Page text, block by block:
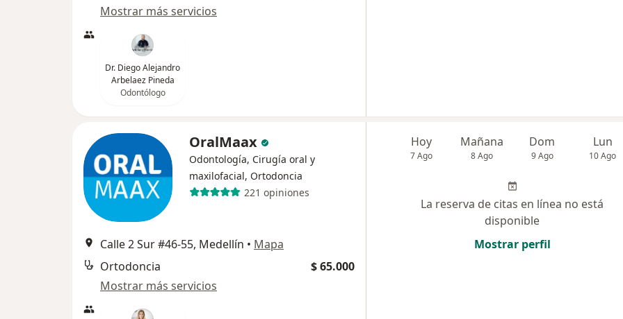
Mostrar más servicios
Dr. Diego Alejandro
Arbelaez Pineda
Odontólogo
OralMaax
Odontología, Cirugía oral y
maxilofacial, Ortodoncia
221 opiniones
Calle 2 Sur #46-55, Medellín • Mapa
Ortodoncia
$ 65.000
Mostrar más servicios
Hoy
7 Ago
Mañana
8 Ago
Dom
9 Ago
Lun
10 Ago
La reserva de citas en línea no está
disponible
Mostrar perfil